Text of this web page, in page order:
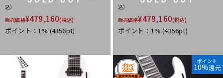
込）
販売価格¥479,160(税込)
ポイント：1% (4356pt)
込）
販売価格¥479,160(税込)
ポイント：1%(4356pt)
ポイント
10%還元